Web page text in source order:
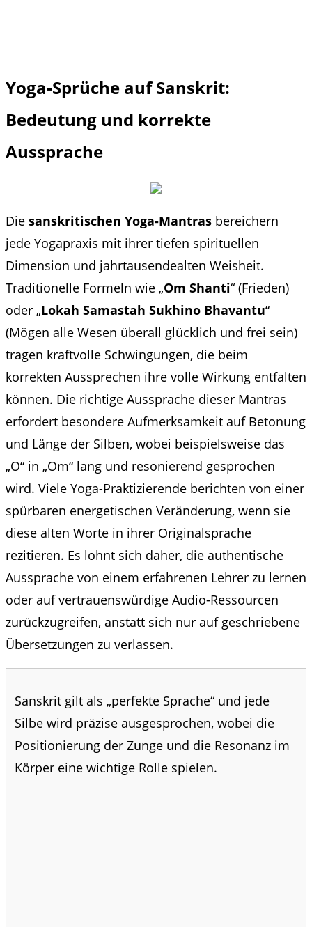
Yoga-Sprüche auf Sanskrit:
Bedeutung und korrekte
Aussprache
Die sanskritischen Yoga-Mantras bereichern
jede Yogapraxis mit ihrer tiefen spirituellen
Dimension und jahrtausendealten Weisheit.
Traditionelle Formeln wie „Om Shanti“ (Frieden)
oder „Lokah Samastah Sukhino Bhavantu“
(Mögen alle Wesen überall glücklich und frei sein)
tragen kraftvolle Schwingungen, die beim
korrekten Aussprechen ihre volle Wirkung entfalten
können. Die richtige Aussprache dieser Mantras
erfordert besondere Aufmerksamkeit auf Betonung
und Länge der Silben, wobei beispielsweise das
„O“ in „Om“ lang und resonierend gesprochen
wird. Viele Yoga-Praktizierende berichten von einer
spürbaren energetischen Veränderung, wenn sie
diese alten Worte in ihrer Originalsprache
rezitieren. Es lohnt sich daher, die authentische
Aussprache von einem erfahrenen Lehrer zu lernen
oder auf vertrauenswürdige Audio-Ressourcen
zurückzugreifen, anstatt sich nur auf geschriebene
Übersetzungen zu verlassen.
Sanskrit gilt als „perfekte Sprache“ und jede
Silbe wird präzise ausgesprochen, wobei die
Positionierung der Zunge und die Resonanz im
Körper eine wichtige Rolle spielen.